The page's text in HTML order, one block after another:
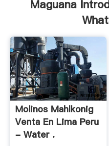
Maguana
Molinos Mahlkonig
Venta En Lima Peru
- Water .